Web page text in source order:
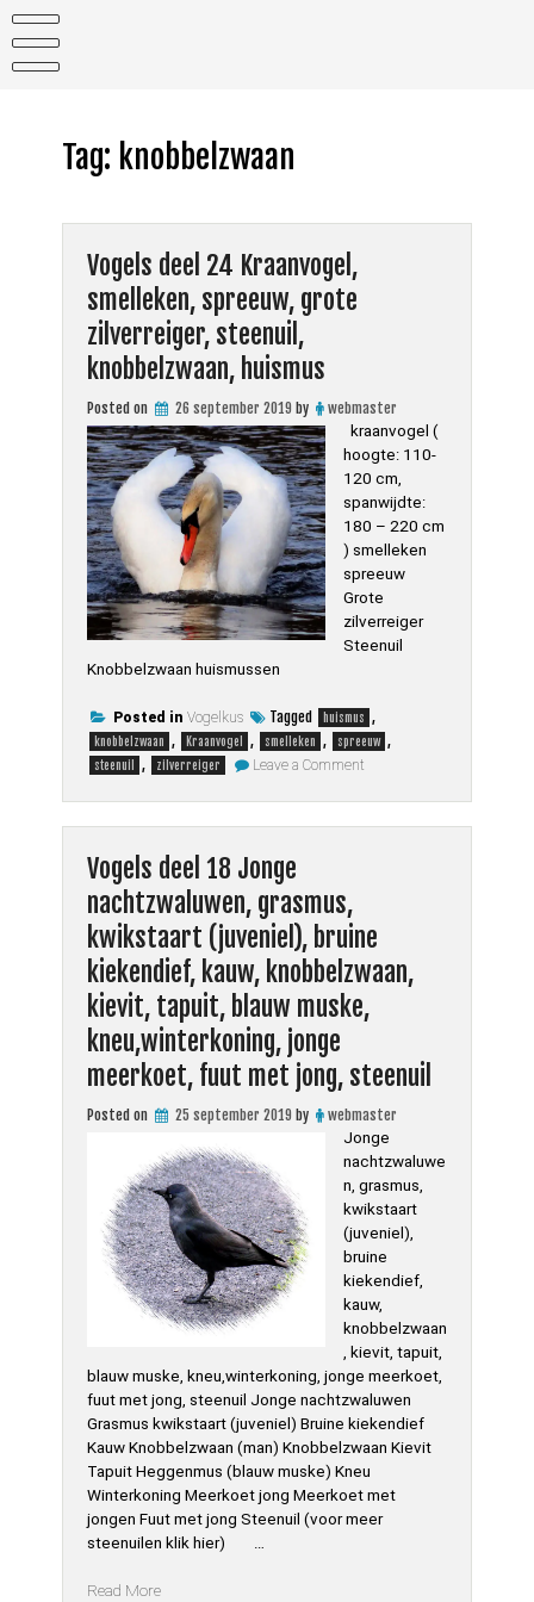
content
Tag: knobbelzwaan
Vogels deel 24 Kraanvogel,
smelleken, spreeuw, grote
zilverreiger, steenuil,
knobbelzwaan, huismus
Posted on 26 september 2019 by
webmaster
kraanvogel (
hoogte: 110-
120 cm,
spanwijdte:
180 – 220 cm
) smelleken
spreeuw
Grote
zilverreiger
Steenuil
Knobbelzwaan huismussen
Posted in Vogelkus Tagged huismus ,
knobbelzwaan , Kraanvogel , smelleken , spreeuw ,
steenuil , zilverreiger Leave a Commenton
Kraanvogel,
knobbelzwaan,
huismus
Vogels deel 18 Jonge
nachtzwaluwen, grasmus,
kwikstaart (juveniel), bruine
kiekendief, kauw, knobbelzwaan,
kievit, tapuit, blauw muske,
kneu,winterkoning, jonge
meerkoet, fuut met jong, steenuil
Posted on 25 september 2019 by
webmaster
Jonge
nachtzwaluwe
n, grasmus,
kwikstaart
(juveniel),
bruine
kiekendief,
kauw,
knobbelzwaan
, kievit, tapuit,
blauw muske, kneu,winterkoning, jonge meerkoet,
fuut met jong, steenuil Jonge nachtzwaluwen
Grasmus kwikstaart (juveniel) Bruine kiekendief
Kauw Knobbelzwaan (man) Knobbelzwaan Kievit
Tapuit Heggenmus (blauw muske) Kneu
Winterkoning Meerkoet jong Meerkoet met
jongen Fuut met jong Steenuil (voor meer
steenuilen klik hier) …
Read More“Vogels